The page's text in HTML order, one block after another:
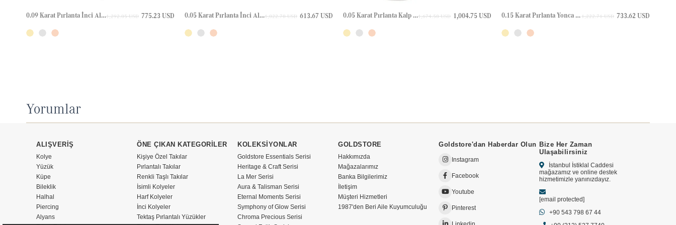
0.09 Karat Pırlanta İnci Altın Kolye 775.23 USD
1,292.05 USD 0.05 Karat Pırlanta İnci Altın Kolye 613.67 USD
1,022.78 USD 0.05 Karat Pırlanta Kalp Altın Kolye 1,004.75 USD
1,674.58 USD 0.15 Karat Pırlanta Yonca Altın Kolye 733.62 USD
1,222.71 USD
Yorumlar
ALIŞVERİŞ
Kolye
Yüzük
Küpe
Bileklik
Halhal
Piercing
Alyans
ÖNE ÇIKAN KATEGORİLER
Kişiye Özel Takılar
Pırlantalı Takılar
Renkli Taşlı Takılar
İsimli Kolyeler
Harf Kolyeler
İnci Kolyeler
Tektaş Pırlantalı Yüzükler
KOLEKSİYONLAR
Goldstore Essentials Serisi
Heritage & Craft Serisi
La Mer Serisi
Aura & Talisman Serisi
Eternal Moments Serisi
Symphony of Glow Serisi
Chroma Precious Serisi
GOLDSTORE
Hakkımızda
Mağazalarımız
Banka Bilgilerimiz
İletişim
Müşteri Hizmetleri
1987'den Beri Aile Kuyumculuğu
Goldstore'dan Haberdar Olun
Instagram
Facebook
Youtube
Pinterest
Bize Her Zaman
Ulaşabilirsiniz
İstanbul İstiklal Caddesi
mağazamız ve online destek
hizmetimizle yanınızdayız.
[email protected]
+90 543 798 67 44